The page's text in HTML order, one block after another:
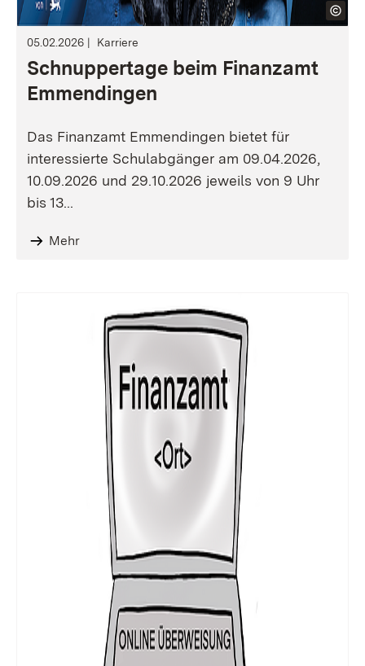
05.02.2026 Karriere
Schnuppertage beim Finanzamt
Emmendingen
Das Finanzamt Emmendingen bietet für
interessierte Schulabgänger am 09.04.2026,
10.09.2026 und 29.10.2026 jeweils von 9 Uhr
bis 13...
Mehr